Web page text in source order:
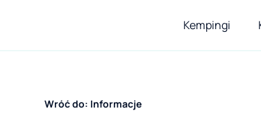
Kempingi
Wróć do: Informacje